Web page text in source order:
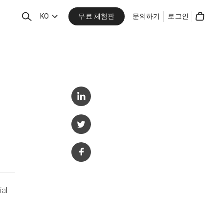
검
KO 무료 체험판 문의하기 로그인